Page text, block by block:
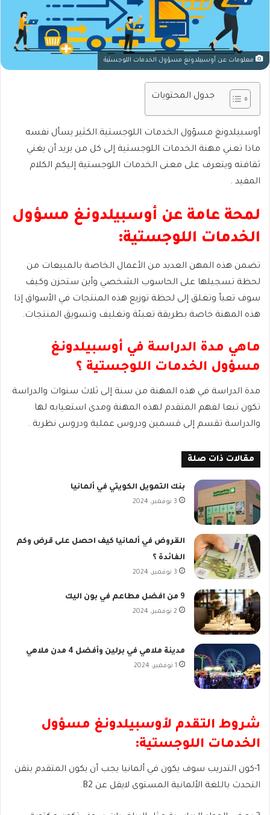
معلومات عن أوسبيلدونغ مسؤول الخدمات اللوجستية
جدول المحتويات
أوسبيلدونغ مسؤول الخدمات اللوجستية.الكثير يسأل نفسه
ماذا تعني مهنة الخدمات اللوجستية إلى كل من يريد أن يغني
ثقافته ويتعرف على معنى الخدمات اللوجستية إليكم الكلام
المفيد .
لمحة عامة عن أوسبيلدونغ مسؤول
الخدمات اللوجستية:
تضمن هذه المهن العديد من الأعمال الخاصة بالمبيعات من
لحظة تسجيلها على الحاسوب الشخصي وأين ستحزن وكيف
سوف تعبأ وتغلق إلى لحظة توزيع هذه المنتجات في الأسواق إذا
هذه المهنة خاصة بطريقة تعبئة وتغليف وتسويق المنتجات.
ماهي مدة الدراسة في أوسبيلدونغ
مسؤول الخدمات اللوجستية ؟
مدة الدراسة في هذه المهنة من سنة إلى ثلاث سنوات والدراسة
تكون تبعا لفهم المتقدم لهذه المهنة ومدى استعيابه لها
والدراسة تقسم إلى قسمين ودروس عملية ودروس نظرية .
مقالات ذات صلة
بنك التمويل الكويتي في ألمانيا
3 نوفمبر، 2024
القروض في ألمانيا كيف احصل على قرض وكم
الفائدة ؟
3 نوفمبر، 2024
9 من افضل مطاعم في بون اليك
2 نوفمبر، 2024
مدينة ملاهي في برلين وأفضل 4 مدن ملاهي
1 نوفمبر، 2024
شروط التقدم لأوسبيلدونغ مسؤول
الخدمات اللوجستية:
1-كون التدريب سوف يكون في ألمانيا يجب أن يكون المتقدم يتقن
التحدث باللغة الألمانية المستوى لايقل عن B2.